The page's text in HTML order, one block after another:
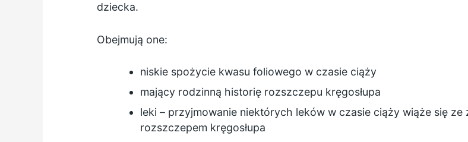
dziecka.
Obejmują one:
niskie spożycie kwasu foliowego w czasie ciąży
mający rodzinną historię rozszczepu kręgosłupa
leki – przyjmowanie niektórych leków w czasie ciąży wiąże się
rozszczepem kręgosłupa